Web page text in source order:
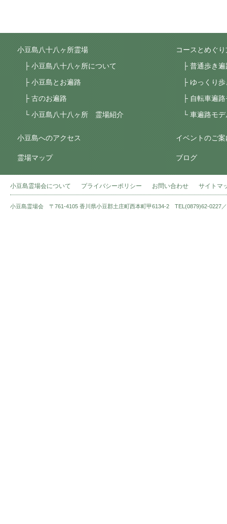
小豆島八十八ヶ所霊場
小豆島八十八ヶ所について
小豆島とお遍路
古のお遍路
小豆島八十八ヶ所 霊場紹介
小豆島へのアクセス
霊場マップ
コースとめぐ
普通歩き
ゆっくり
自転車遍
車遍路モ
イベントのご案
ブログ
小豆島霊場会について プライバシーポリシー お問い合わせ サイトマ
小豆島霊場会 〒761-4105 香川県小豆郡土庄町西本町甲6134-2 TEL(0879)62-0227／